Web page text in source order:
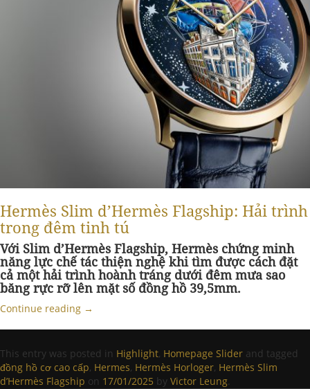
Hermès Slim d’Hermès Flagship: Hải trình
trong đêm tinh tú
Với Slim d’Hermès Flagship, Hermès chứng minh
năng lực chế tác thiện nghệ khi tìm được cách đặt
cả một hải trình hoành tráng dưới đêm mưa sao
băng rực rỡ lên mặt số đồng hồ 39,5mm.
Continue reading →
This entry was posted in Highlight, Homepage Slider and tagged
đồng hồ cơ cao cấp, Hermes, Hermès Horloger, Hermès Slim
d’Hermès Flagship on 17/01/2025 by Victor Leung.